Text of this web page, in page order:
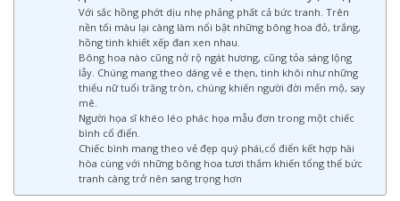
Với sắc hồng phớt dịu nhẹ phảng phất cả bức tranh. Trên
nền tối màu lại càng làm nổi bật những bông hoa đỏ, trắng,
hồng tinh khiết xếp đan xen nhau.
Bông hoa nào cũng nở rộ ngát hương, cũng tỏa sáng lộng
lẫy. Chúng mang theo dáng vẻ e thẹn, tinh khôi như những
thiếu nữ tuổi trăng tròn, chúng khiến người đời mến mộ, say
mê.
Người họa sĩ khéo léo phác họa mẫu đơn trong một chiếc
bình cổ điển.
Chiếc bình mang theo vẻ đẹp quý phái,cổ điển kết hợp hài
hòa cùng với những bông hoa tươi thắm khiến tổng thể bức
tranh càng trở nên sang trọng hơn